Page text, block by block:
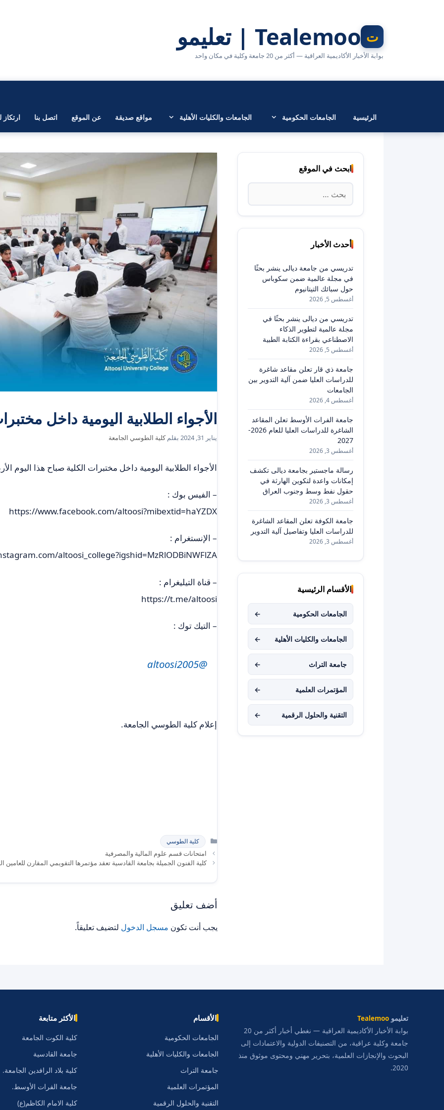
Tealemoo | تعليمو
بوابة الأخبار الأكاديمية العراقية — أكثر من 20 جامعة وكلية في مكان واحد
الرئيسية الجامعات الحكومية الجامعات والكليات الأهلية مواقع صديقة عن الموقع اتصل بنا ارتكاز
الأجواء الطلابية اليومية داخل
يناير 31, 2024 بقلمكلية الطوسي الجامعة
الأجواء الطلابية اليومية داخل مختبرات الكلية صباح هذا اليوم الأربعاء
– الفيس بوك :
https://www.facebook.com/altoosi?mibextid=haYZDX
– الإنستغرام :
altoosi_college?igshid=MzRlODBiNWFlZA==
– قناة التيليغرام :
https://t.me/altoosi
– التيك توك :
@altoosi2005
إعلام كلية الطوسي الجامعة.
التصنيفات
كلية الطوسي
امتحانات قسم علوم المالية والمصرفية
كلية الفنون الجميلة بجامعة القادسية تعقد مؤتمرها التقويمي المقارن للعامين الدراسيين ٢٠٢٣-
أضف تعليق
يجب أنت تكون مسجل الدخول لتضيف تعليقاً.
ابحث في الموقع
البحث
عن:
أحدث الأخبار
تدريسي من جامعة ديالى ينشر بحثًا
في مجلة عالمية ضمن سكوباس
حول سبائك التيتانيوم
أغسطس 5, 2026
تدريسي من ديالى ينشر بحثًا في
مجلة عالمية لتطوير الذكاء
الاصطناعي بقراءة الكتابة الطبية
أغسطس 5, 2026
جامعة ذي قار تعلن مقاعد شاغرة
للدراسات العليا ضمن آلية التدوير بين
الجامعات
أغسطس 4, 2026
جامعة الفرات الأوسط تعلن المقاعد
الشاغرة للدراسات العليا للعام 2026-
2027
أغسطس 3, 2026
رسالة ماجستير بجامعة ديالى تكشف
إمكانات واعدة لتكوين الهارثة في
حقول نفط وسط وجنوب العراق
أغسطس 3, 2026
جامعة الكوفة تعلن المقاعد الشاغرة
للدراسات العليا وتفاصيل آلية التدوير
أغسطس 3, 2026
الأقسام الرئيسية
الجامعات الحكومية ←
الجامعات والكليات الأهلية ←
جامعة التراث ←
المؤتمرات العلمية ←
التقنية والحلول الرقمية ←
تعليمو Tealemoo
بوابة الأخبار الأكاديمية العراقية — نغطي أخبار أكثر من 20
جامعة وكلية عراقية، من التصنيفات الدولية والاعتمادات إلى
البحوث والإنجازات العلمية، بتحرير مهني ومحتوى موثوق منذ
2020.
الأقسام
الجامعات الحكومية
الجامعات والكليات الأهلية
جامعة التراث
المؤتمرات العلمية
التقنية والحلول الرقمية
الأكثر متابعة
كلية الكوت الجامعة
جامعة القادسية
كلية بلاد الرافدين الجامعة.
جامعة الفرات الأوسط.
كلية الامام الكاظم(ع)